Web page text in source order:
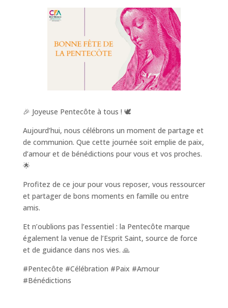
🎉 Joyeuse Pentecôte à tous ! 🕊️
Aujourd’hui, nous célébrons un moment de partage et
de communion. Que cette journée soit emplie de paix,
d’amour et de bénédictions pour vous et vos proches.
🌟
Profitez de ce jour pour vous reposer, vous ressourcer
et partager de bons moments en famille ou entre
amis.
Et n’oublions pas l’essentiel : la Pentecôte marque
également la venue de l’Esprit Saint, source de force
et de guidance dans nos vies. 🙏
#Pentecôte #Célébration #Paix #Amour
#Bénédictions